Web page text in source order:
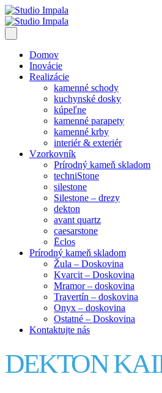
Domov
Inovácie
Realizácie
kamenné schody
kuchynské dosky
kúpeľne
kamenné parapety
kamenné krby
interiér & exteriér
Vzorkovník
Prírodný kameň skladom
techniStone
silestone
Silestone – drezy
dekton
avant quartz
caesarstone
Ēclos
Prírodný kameň skladom
Žula – Doskovina
Kvarcit – Doskovina
Mramor – doskovina
Travertín – doskovina
Onyx – doskovina
Ostatné – Doskovina
Kontaktujte nás
DEKTON